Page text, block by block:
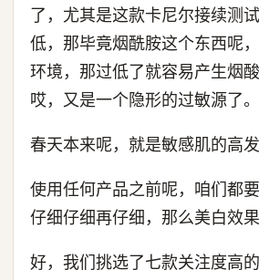
了，尤其是这款卡尼尔接续测
低，那毕竟烟酰胺这个东西呢
环境，那过低了就容易产生烟
哎，又是一个隐形的过敏源了。
春天本来呢，就是敏感肌的高发
使用任何产品之前呢，咱们都
仔细仔细再仔细，那么美白效
好，我们挑选了七款关注度高